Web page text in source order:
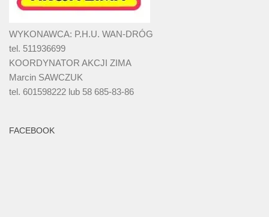
WYKONAWCA: P.H.U. WAN-DRÓG
tel. 511936699
KOORDYNATOR AKCJI ZIMA
Marcin SAWCZUK
tel. 601598222 lub 58 685-83-86
FACEBOOK